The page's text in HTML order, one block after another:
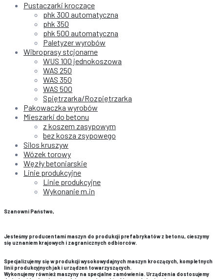
Pustaczarki kroczące
phk 300 automatyczna
phk 350
phk 500 automatyczna
Paletyzer wyrobów
Wibroprasy stcjonarne
WUS 100 jednokoszowa
WAS 250
WAS 350
WAS 500
Spiętrzarka/Rozpiętrzarka
Pakowaczka wyrobów
Mieszarki do betonu
z koszem zasypowym
bez kosza zsypowego
Silos kruszyw
Wózek torowy
Węzły betoniarskie
Linie produkcyjne
Linie produkcyjne
Wykonanie m.in
Szanowni Państwo,
Jesteśmy producentami maszyn do produkcji prefabrykatów z betonu, cieszymy
się uznaniem krajowych i zagranicznych odbiorców.
Specjalizujemy się w produkcji wysokowydajnych maszyn kroczących, kompletnych
linii produkcyjnych jak i urządzeń towarzyszących.
Wykonujemy również maszyny na specjalne zamówienia. Urządzenia dostosujemy